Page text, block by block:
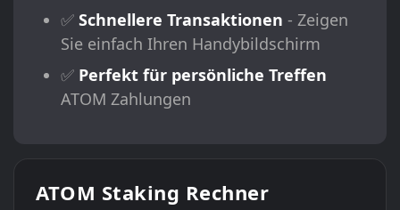
✅ Schnellere Transaktionen - Zeigen
Sie einfach Ihren Handybildschirm
✅ Perfekt für persönliche Treffen
ATOM Zahlungen
ATOM Staking Rechner